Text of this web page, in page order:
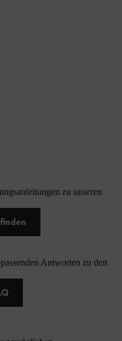
zu unseren
Antworten zu den